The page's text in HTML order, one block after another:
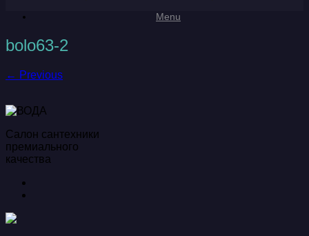
Menu
bolo63-2
← Previous
Салон сантехники
премиального
качества